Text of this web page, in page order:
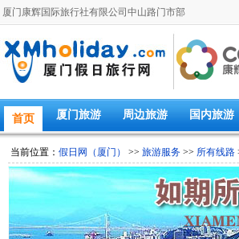
厦门康辉国际旅行社有限公司中山路门市部
首页 厦门旅游 周边旅游 国内旅游
当前位置： 假日网（厦门） >> 旅游服务 >> 所有线路